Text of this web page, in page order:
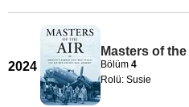
2024
Masters of
Bölüm 4
Rolü: Susie